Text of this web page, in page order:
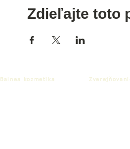
Zdieľajte toto
Balnea kozmetika